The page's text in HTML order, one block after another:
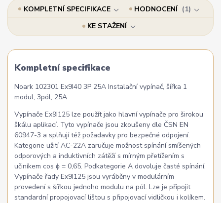
KOMPLETNÍ SPECIFIKACE HODNOCENÍ
1
KE STAŽENÍ
Kompletní specifikace
Noark 102301 Ex9I40 3P 25A Instalační vypínač, šířka 1
modul, 3pól, 25A
Vypínače Ex9I125 lze použít jako hlavní vypínače pro širokou
škálu aplikací. Tyto vypínače jsou zkoušeny dle ČSN EN
60947-3 a splňují též požadavky pro bezpečné odpojení.
Kategorie užití AC-22A zaručuje možnost spínání smíšených
odporových a induktivních zátěží s mírným přetížením s
učiníkem cos ϕ = 0,65. Podkategorie A dovoluje časté spínání.
Vypínače řady Ex9I125 jsou vyráběny v modulárním
provedení s šířkou jednoho modulu na pól. Lze je připojit
standardní propojovací lištou s připojovací vidličkou i kolíkem.